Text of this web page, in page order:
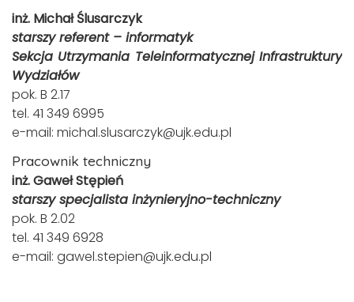
inż. Michał Ślusarczyk
starszy referent – informatyk
Sekcja Utrzymania Teleinformatycznej Infrastruktury
Wydziałów
pok. B 2.17
tel. 41 349 6995
e-mail: michal.slusarczyk@ujk.edu.pl
Pracownik techniczny
inż. Gaweł Stępień
starszy specjalista inżynieryjno-techniczny
pok. B 2.02
tel. 41 349 6928
e-mail: gawel.stepien@ujk.edu.pl